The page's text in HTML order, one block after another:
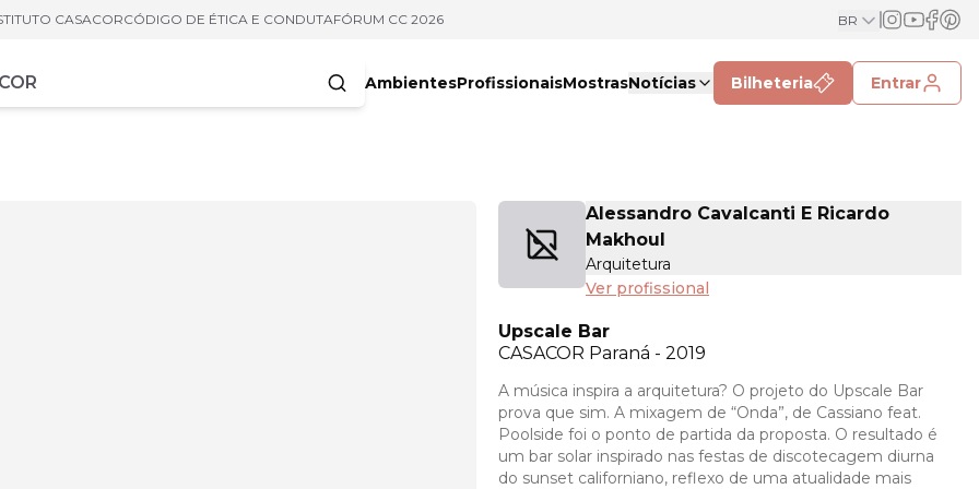
CASACORCÓDIGO DE ÉTICA E CONDUTAFÓRUM CC 2026 BR
AmbientesProfissionaisMostrasNotícias Bilheteria Entrar
Alessandro Cavalcanti E Ricardo
Makhoul
Arquitetura
Ver profissional
Upscale Bar
CASACOR Paraná - 2019
A música inspira a arquitetura? O projeto do Upscale Bar
prova que sim. A mixagem de “Onda”, de Cassiano feat.
Poolside foi o ponto de partida da proposta. O resultado é
um bar solar inspirado nas festas de discotecagem diurna
do sunset californiano, reflexo de uma atualidade mais